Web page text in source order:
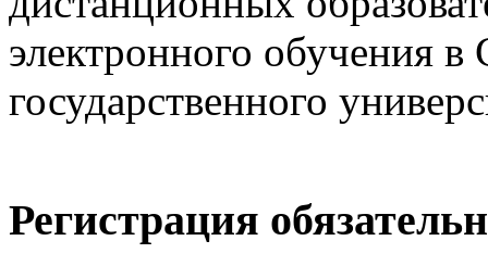
электронного обучения
государственного
Регистрация